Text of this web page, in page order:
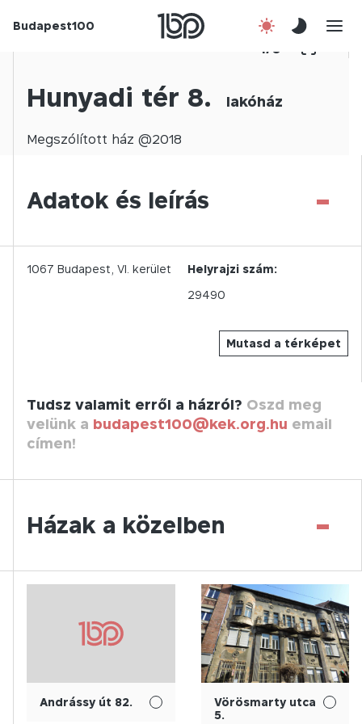
Budapest100
1/ 0
Hunyadi tér 8. lakóház
Megszólított ház @2018
Adatok és leírás -
Mutasd a térképet
1067 Budapest, VI. kerület
Helyrajzi szám:
29490
Tudsz valamit erről a házról? Oszd meg
velünk a budapest100@kek.org.hu email
címen!
Házak a közelben -
Andrássy út 82.
Vörösmarty utca
5.